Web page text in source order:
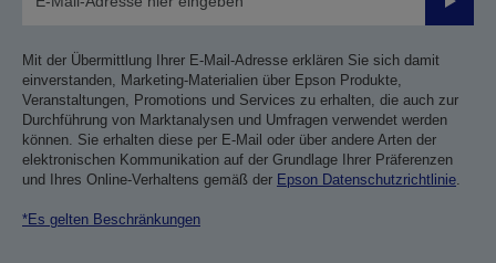
Mit der Übermittlung Ihrer E-Mail-Adresse erklären Sie sich damit
einverstanden, Marketing-Materialien über Epson Produkte,
Veranstaltungen, Promotions und Services zu erhalten, die auch zur
Durchführung von Marktanalysen und Umfragen verwendet werden
können. Sie erhalten diese per E-Mail oder über andere Arten der
elektronischen Kommunikation auf der Grundlage Ihrer Präferenzen
und Ihres Online-Verhaltens gemäß der Epson Datenschutzrichtlinie.
*Es gelten Beschränkungen